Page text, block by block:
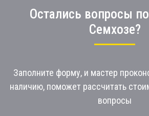
Остались вопросы
Семхозе?
Заполните форму, и мастер
наличию, поможет рассчитать
вопросы